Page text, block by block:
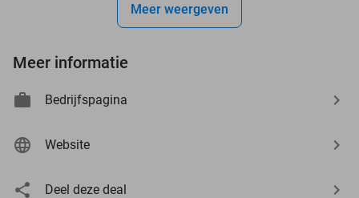
Meer weergeven
Meer informatie
Bedrijfspagina
Website
Deel deze deal